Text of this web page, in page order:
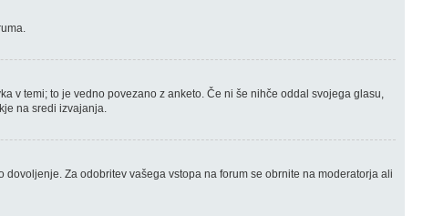
v temi; to je vedno povezano z anketo. Če ni še nihče oddal svojega glasu,
na sredi izvajanja.
Za odobritev vašega vstopa na forum se obrnite na moderatorja ali